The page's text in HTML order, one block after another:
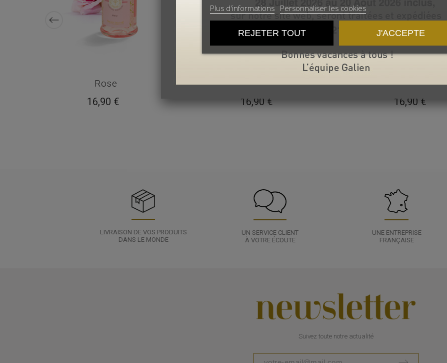
Rose
16,90 €
Muguet
16,90 €
Lavande
16,90 €
LIVRAISON DE VOS PRODUITS
DANS LE MONDE
UN SERVICE CLIENT
À VOTRE ÉCOUTE
UNE ENTREPRISE
FRANÇAISE
Suivez toute notre actualité
Plus d'informations Personnaliser les cookies
REJETER TOUT J'ACCEPTE